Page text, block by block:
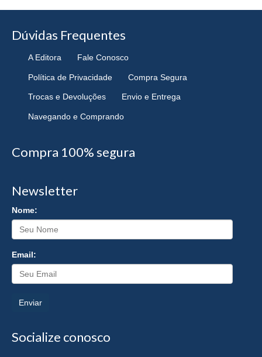
Dúvidas Frequentes
A Editora Fale Conosco
Política de Privacidade Compra Segura
Trocas e Devoluções Envio e Entrega
Navegando e Comprando
Compra 100% segura
Newsletter
Nome:
Email:
Enviar
Socialize conosco